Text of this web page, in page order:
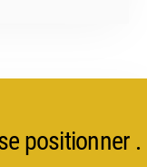
positionner .